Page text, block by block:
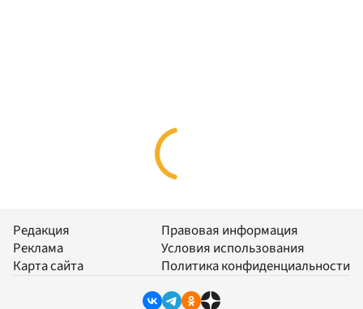
Редакция
Реклама
Карта сайта
Правовая информация
Условия использования
Политика конфиденциальности